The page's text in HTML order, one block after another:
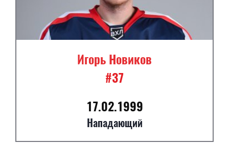
Игорь Новиков
#37
17.02.1999
Нападающий